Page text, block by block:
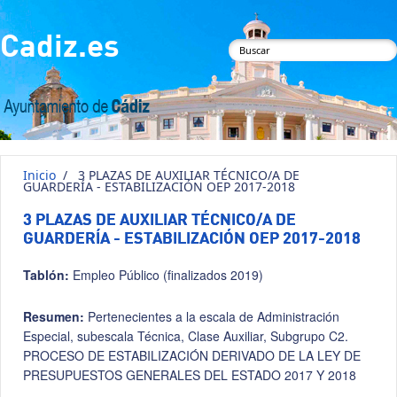
Pasar al contenido principal
Cadiz.es
Formulario de
búsqueda
Inicio / 3 PLAZAS DE AUXILIAR TÉCNICO/A DE
GUARDERÍA - ESTABILIZACIÓN OEP 2017-2018
3 PLAZAS DE AUXILIAR TÉCNICO/A DE
GUARDERÍA - ESTABILIZACIÓN OEP 2017-2018
Tablón: Empleo Público (finalizados 2019)
Resumen: Pertenecientes a la escala de Administración
Especial, subescala Técnica, Clase Auxiliar, Subgrupo C2.
PROCESO DE ESTABILIZACIÓN DERIVADO DE LA LEY DE
PRESUPUESTOS GENERALES DEL ESTADO 2017 Y 2018